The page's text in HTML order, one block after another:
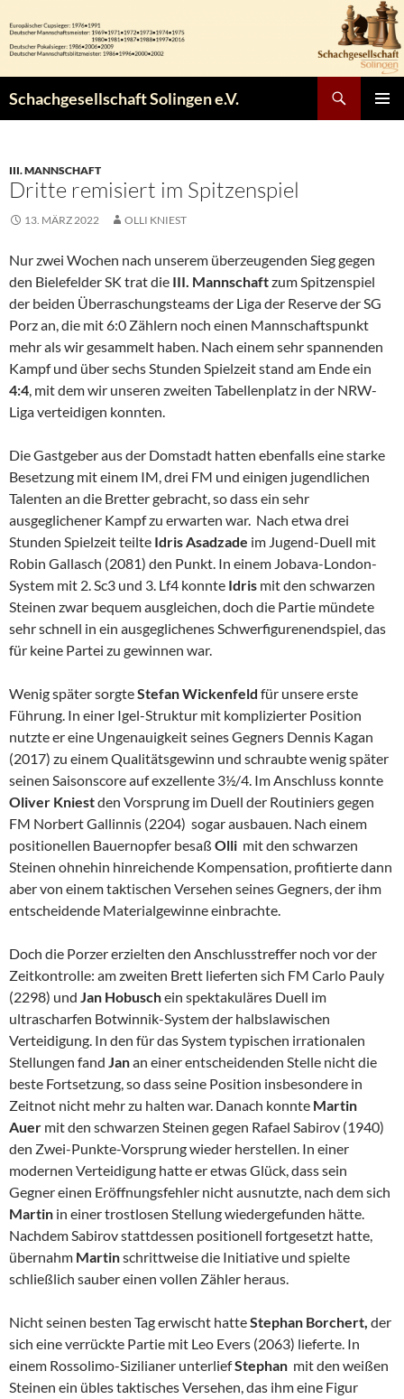
Inhalt
springen
Schachgesellschaft Solingen e.V.
III. MANNSCHAFT
Dritte remisiert im Spitzenspiel
13. MÄRZ 2022 OLLI KNIEST
Nur zwei Wochen nach unserem überzeugenden Sieg gegen
den Bielefelder SK trat die III. Mannschaftzum Spitzenspiel
der beiden Überraschungsteams der Liga der Reserve der SG
Porz an, die mit 6:0 Zählern noch einen Mannschaftspunkt
mehr als wir gesammelt haben. Nach einem sehr spannenden
Kampf und über sechs Stunden Spielzeit stand am Ende ein
4:4, mit dem wir unseren zweiten Tabellenplatz in der NRW-
Liga verteidigen konnten.
Die Gastgeber aus der Domstadt hatten ebenfalls eine starke
Besetzung mit einem IM, drei FM und einigen jugendlichen
Talenten an die Bretter gebracht, so dass ein sehr
ausgeglichener Kampf zu erwarten war. Nach etwa drei
Stunden Spielzeit teilte Idris Asadzade im Jugend-Duell mit
Robin Gallasch (2081) den Punkt. In einem Jobava-London-
System mit 2. Sc3 und 3. Lf4 konnte Idris mit den schwarzen
Steinen zwar bequem ausgleichen, doch die Partie mündete
sehr schnell in ein ausgeglichenes Schwerfigurenendspiel, das
für keine Partei zu gewinnen war.
Wenig später sorgteStefan Wickenfeld für unsere erste
Führung. In einer Igel-Struktur mit komplizierter Position
nutzte er eine Ungenauigkeit seines Gegners Dennis Kagan
(2017) zu einem Qualitätsgewinn und schraubte wenig später
seinen Saisonscore auf exzellente 3½/4. Im Anschluss konnte
Oliver Kniestden Vorsprung im Duell der Routiniers gegen
FM Norbert Gallinnis (2204) sogar ausbauen. Nach einem
positionellen Bauernopfer besaß Olli mit den schwarzen
Steinen ohnehin hinreichende Kompensation, profitierte dann
aber von einem taktischen Versehen seines Gegners, der ihm
entscheidende Materialgewinne einbrachte.
Doch die Porzer erzielten den Anschlusstreffer noch vor der
Zeitkontrolle: am zweiten Brett lieferten sich FM Carlo Pauly
(2298) und Jan Hobuschein spektakuläres Duell im
ultrascharfen Botwinnik-System der halbslawischen
Verteidigung. In den für das System typischen irrationalen
Stellungen fand Janan einer entscheidenden Stelle nicht die
beste Fortsetzung, so dass seine Position insbesondere in
Zeitnot nicht mehr zu halten war. Danach konnte Martin
Auer mit den schwarzen Steinen gegen Rafael Sabirov (1940)
den Zwei-Punkte-Vorsprung wieder herstellen. In einer
modernen Verteidigung hatte er etwas Glück, dass sein
Gegner einen Eröffnungsfehler nicht ausnutzte, nach dem sich
Martin in einer trostlosen Stellung wiedergefunden hätte.
Nachdem Sabirov stattdessen positionell fortgesetzt hatte,
übernahm Martinschrittweise die Initiative und spielte
schließlich sauber einen vollen Zähler heraus.
Nicht seinen besten Tag erwischt hatteStephan Borchert, der
sich eine verrückte Partie mit Leo Evers (2063) lieferte. In
einem Rossolimo-Sizilianer unterliefStephan mit den weißen
Steinen ein übles taktisches Versehen, das ihm eine Figur